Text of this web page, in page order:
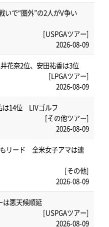
いで“圏外”の2人がV争い
[USPGAツアー]
2026-08-09
花奈2位、安田祐香は3位
[LPGAツアー]
2026-08-09
は14位 LIVゴルフ
[その他ツアー]
2026-08-09
リード 全米女子アマは連
[その他]
2026-08-09
悪天候順延
[USPGAツアー]
2026-08-09